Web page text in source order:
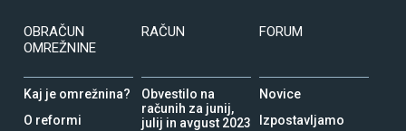
OBRAČUN
OMREŽNINE
Kaj je omrežnina?
O reformi
RAČUN
Obvestilo na
računih za junij,
julij in avgust 2023
FORUM
Novice
Izpostavljamo